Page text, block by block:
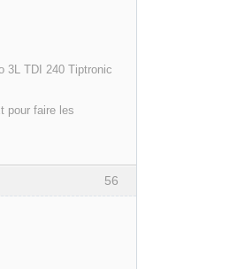
3L TDI 240 Tiptronic
pour faire les
56